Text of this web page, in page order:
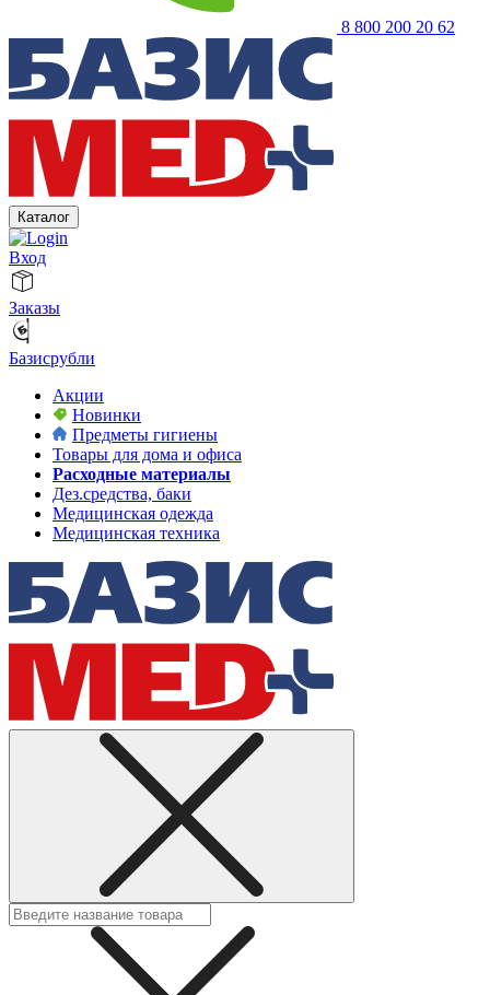
8 800 200 20 62
Каталог
Вход
Заказы
Базисрубли
Акции
Новинки
Предметы гигиены
Товары для дома и офиса
Расходные материалы
Дез.средства, баки
Медицинская одежда
Медицинская техника